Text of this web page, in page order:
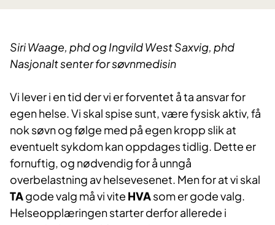
Siri Waage, phd og Ingvild West Saxvig, phd
Nasjonalt senter for søvnmedisin
Vi lever i en tid der vi er forventet å ta ansvar for
egen helse. Vi skal spise sunt, være fysisk aktiv, få
nok søvn og følge med på egen kropp slik at
eventuelt sykdom kan oppdages tidlig. Dette er
fornuftig, og nødvendig for å unngå
overbelastning av helsevesenet. Men for at vi skal
TAgode valg må vi vite HVAsom er gode valg.
Helseopplæringen starter derfor allerede i